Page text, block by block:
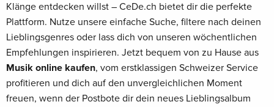
Klänge entdecken willst – CeDe.ch bietet dir die perfekte
Plattform. Nutze unsere einfache Suche, filtere nach deinen
Lieblingsgenres oder lass dich von unseren wöchentlichen
Empfehlungen inspirieren. Jetzt bequem von zu Hause aus
Musik online kaufen, vom erstklassigen Schweizer Service
profitieren und dich auf den unvergleichlichen Moment
freuen, wenn der Postbote dir dein neues Lieblingsalbum